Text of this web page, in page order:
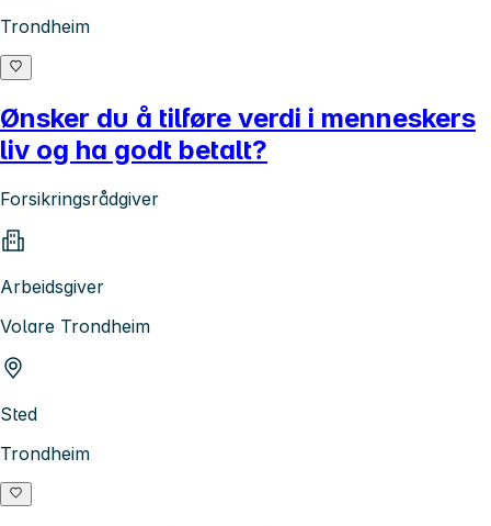
Trondheim
Ønsker du å tilføre verdi i menneskers
liv og ha godt betalt?
Forsikringsrådgiver
Arbeidsgiver
Volare Trondheim
Sted
Trondheim